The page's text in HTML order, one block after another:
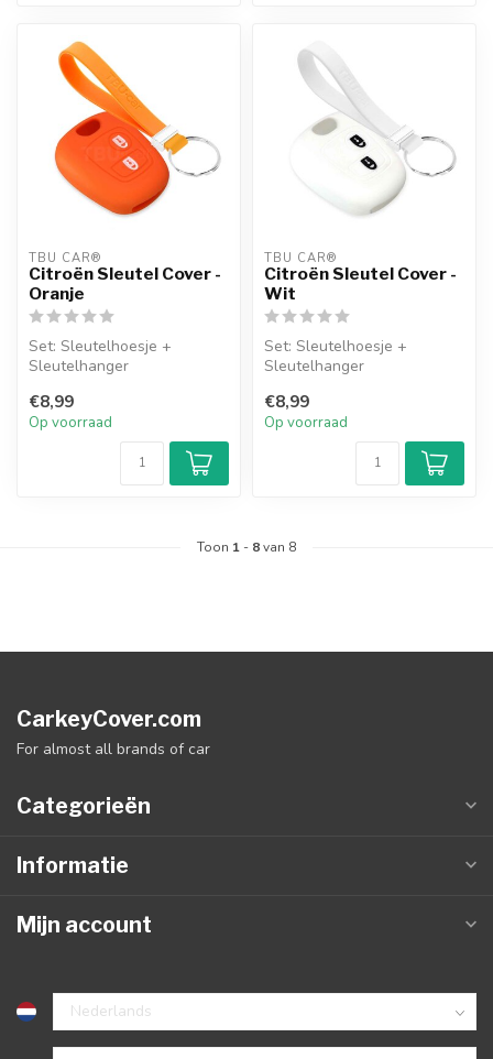
TBU CAR®
Citroën Sleutel Cover -
Oranje
Set: Sleutelhoesje +
Sleutelhanger
€8,99
Op voorraad
TBU CAR®
Citroën Sleutel Cover -
Wit
Set: Sleutelhoesje +
Sleutelhanger
€8,99
Op voorraad
Toon 1 - 8van 8
CarkeyCover.com
For almost all brands of car
Categorieën
Informatie
Mijn account